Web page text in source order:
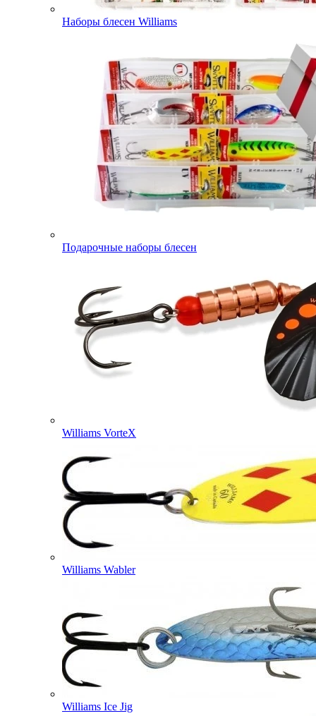
Наборы блесен Williams
Подарочные наборы блесен
Williams VorteX
Williams Wabler
Williams Ice Jig